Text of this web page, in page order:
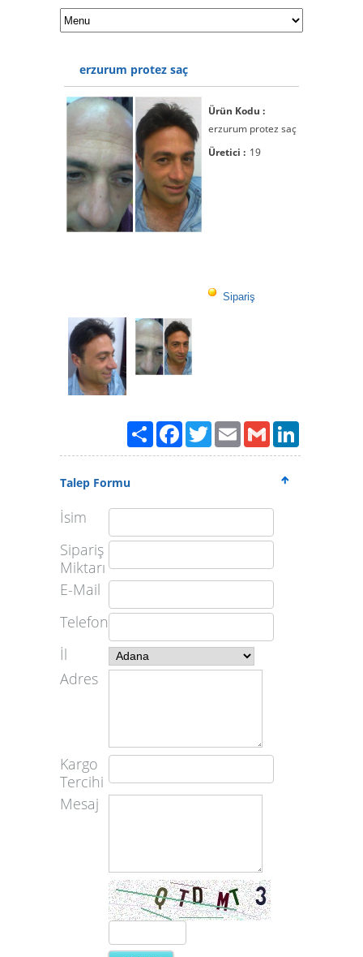
erzurum protez saç
Ürün Kodu :
erzurum protez saç
Üretici : 19
Sipariş
PaylaşFacebook
TwitterEmailGmail
Talep Formu
İsim
Sipariş
Miktarı
E-Mail
Telefon
İl
Adres
Kargo
Tercihi
Mesaj